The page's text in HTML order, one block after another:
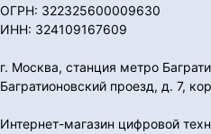
ОГРН: 322325600009630
ИНН: 324109167609
г. Москва, станция метро
Багратионовский проезд, д. 7,
Интернет-магазин цифровой